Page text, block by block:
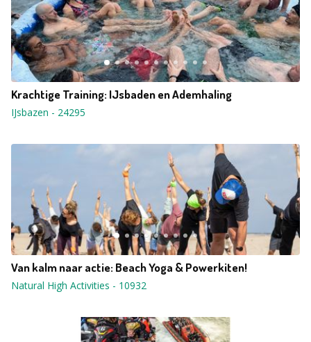
Krachtige Training: IJsbaden en Ademhaling
IJsbazen - 24295
Van kalm naar actie: Beach Yoga & Powerkiten!
Natural High Activities - 10932